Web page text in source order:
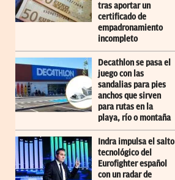
tras aportar un
certificado de
empadronamiento
incompleto
Decathlon se pasa el
juego con las
sandalias para pies
anchos que sirven
para rutas en la
playa, río o montaña
Indra impulsa el salto
tecnológico del
Eurofighter español
con un radar de